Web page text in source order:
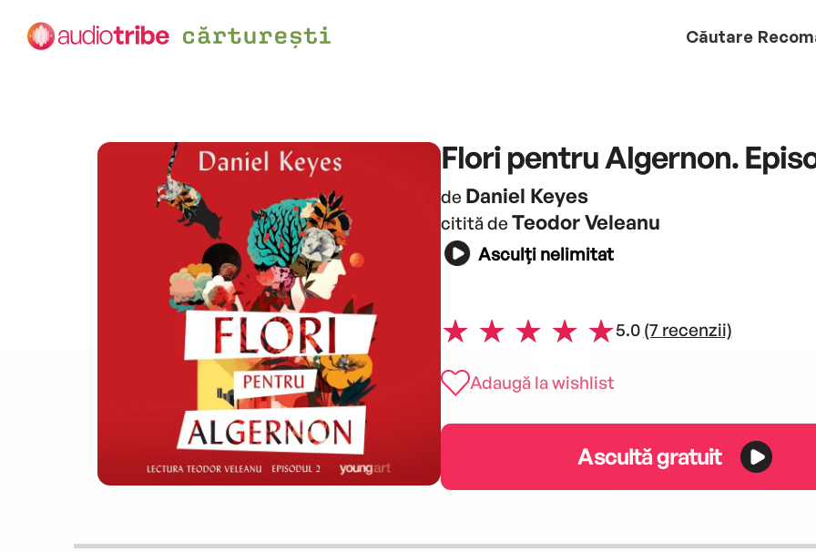
Căutare
Flori pentru Algernon.
de Daniel Keyes
citită de Teodor Veleanu
Asculți nelimitat
5.0 (7 recenzii)
Adaugă la wishlist
Ascultă gratuit